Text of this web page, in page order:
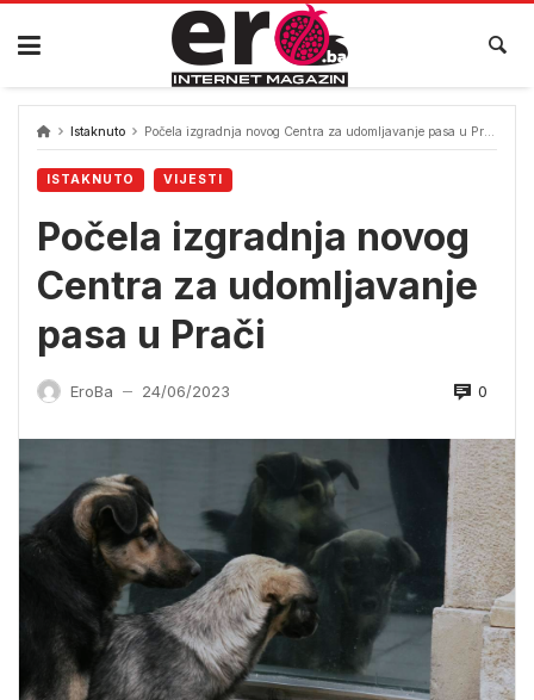
Skip
content
Istaknuto Počela izgradnja novog Centra za udomljavanje pasa u Prači
ISTAKNUTO VIJESTI
Počela izgradnja novog
Centra za udomljavanje
pasa u Prači
EroBa — 24/06/2023 0